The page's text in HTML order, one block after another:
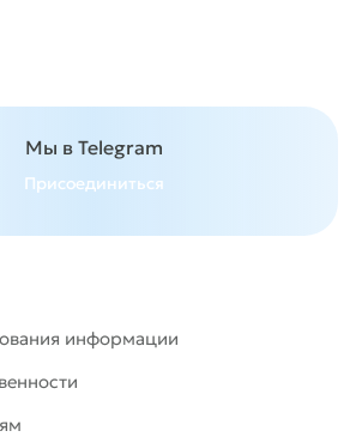
Мы в Telegram
Присоединиться
информации